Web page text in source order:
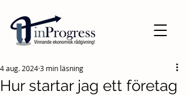
Hur startar jag ett företag
4 aug. 20243 min läsning